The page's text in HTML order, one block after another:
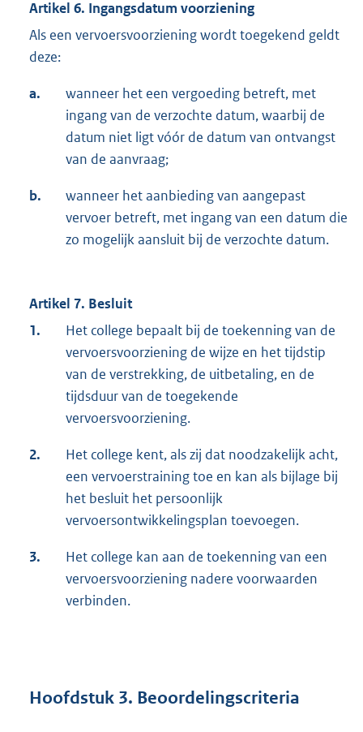
Artikel 6. Ingangsdatum voorziening
Als een vervoersvoorziening wordt toegekend geldt
deze:
a.
wanneer het een vergoeding betreft, met
ingang van de verzochte datum, waarbij de
datum niet ligt vóór de datum van ontvangst
van de aanvraag;
b.
wanneer het aanbieding van aangepast
vervoer betreft, met ingang van een datum die
zo mogelijk aansluit bij de verzochte datum.
Artikel 7. Besluit
1.
Het college bepaalt bij de toekenning van de
vervoersvoorziening de wijze en het tijdstip
van de verstrekking, de uitbetaling, en de
tijdsduur van de toegekende
vervoersvoorziening.
2.
Het college kent, als zij dat noodzakelijk acht,
een vervoerstraining toe en kan als bijlage bij
het besluit het persoonlijk
vervoersontwikkelingsplan toevoegen.
3.
Het college kan aan de toekenning van een
vervoersvoorziening nadere voorwaarden
verbinden.
Hoofdstuk 3. Beoordelingscriteria